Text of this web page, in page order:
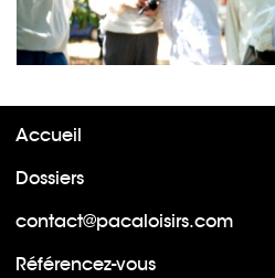
Accueil
Dossiers
contact@pacaloisirs.com
Référencez-vous